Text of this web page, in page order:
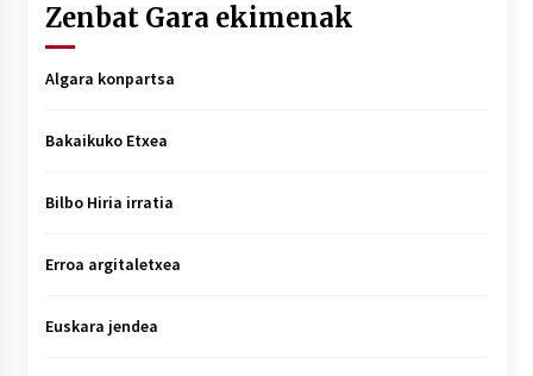
Zenbat Gara ekimenak
Algara konpartsa
Bakaikuko Etxea
Bilbo Hiria irratia
Erroa argitaletxea
Euskara jendea